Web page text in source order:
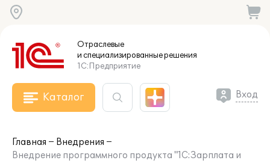
Отраслевые
и специализированныерешения
1С:Предприятие
Каталог Вход
Главная
Внедрения
Внедрение программного продукта "1С:Зарплата и